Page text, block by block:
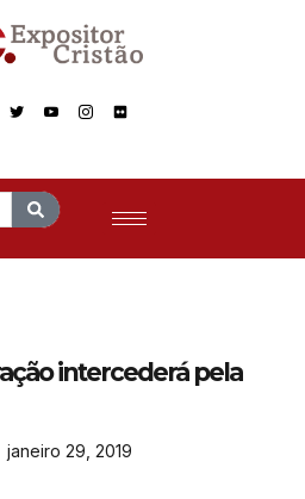
intercederá pela
janeiro 29, 2019